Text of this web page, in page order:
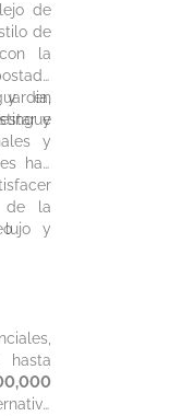
de
de
la
y
y en
y
han
de la
lujo y
hasta